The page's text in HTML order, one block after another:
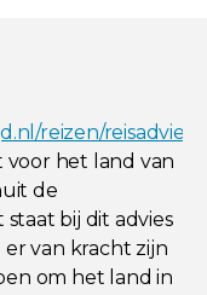
reizen/
het land van
de
bij dit advies
van kracht zijn
om het land in